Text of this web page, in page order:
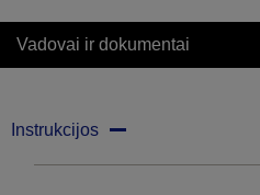
Vadovai ir dokumentai
Instrukcijos